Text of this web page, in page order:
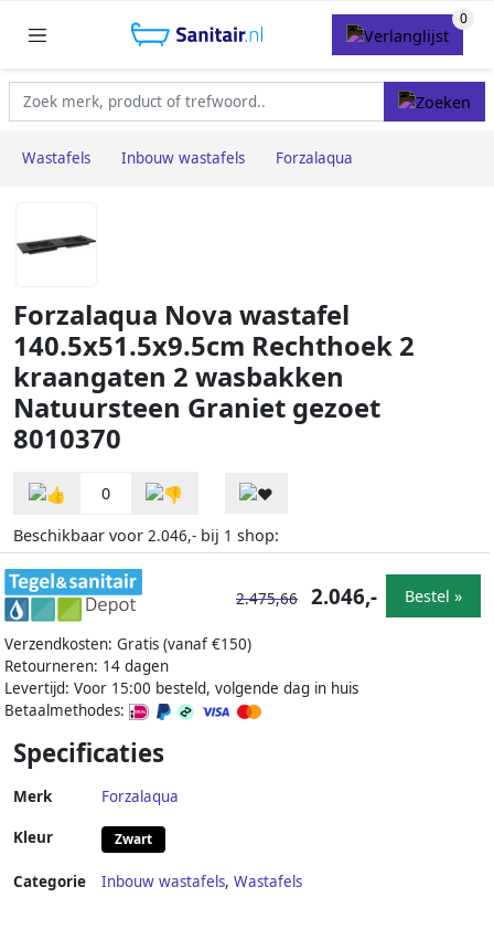
Wastafels Inbouw wastafels Forzalaqua
Forzalaqua Nova wastafel
140.5x51.5x9.5cm Rechthoek 2
kraangaten 2 wasbakken
Natuursteen Graniet gezoet
8010370
0
Beschikbaar voor 2.046,- bij 1 shop:
Verzendkosten: Gratis (vanaf €150)
Retourneren: 14 dagen
Levertijd: Voor 15:00 besteld, volgende dag in huis
Betaalmethodes:
2.475,66 2.046,- Bestel »
Specificaties
Merk Forzalaqua
Kleur Zwart
Categorie Inbouw wastafels, Wastafels